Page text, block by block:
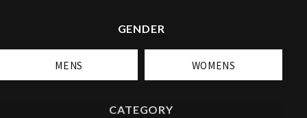
GENDER
MENS WOMENS
CATEGORY